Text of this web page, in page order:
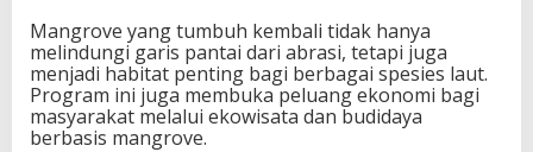
Mangrove yang tumbuh kembali tidak hanya
melindungi garis pantai dari abrasi, tetapi juga
menjadi habitat penting bagi berbagai spesies laut.
Program ini juga membuka peluang ekonomi bagi
masyarakat melalui ekowisata dan budidaya
berbasis mangrove.